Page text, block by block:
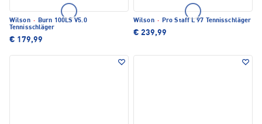
Wilson · Burn 100LS V5.0
Tennisschläger
€ 179,99
Wilson · Pro Staff L 97 Tennisschläger
€ 239,99